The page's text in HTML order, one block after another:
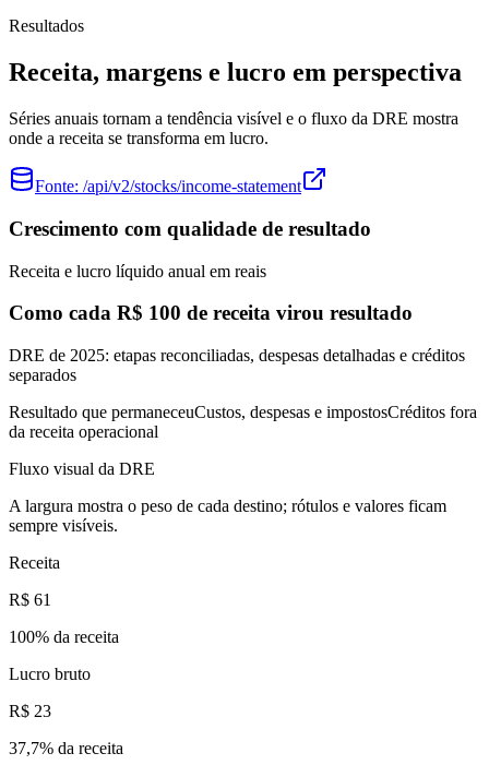
Resultados
Receita, margens e lucro em perspectiva
Séries anuais tornam a tendência visível e o fluxo da DRE mostra
onde a receita se transforma em lucro.
Fonte: /api/v2/stocks/income-statement
Crescimento com qualidade de resultado
Receita e lucro líquido anual em reais
Como cada R$ 100 de receita virou resultado
DRE de 2025: etapas reconciliadas, despesas detalhadas e créditos
separados
Resultado que permaneceuCustos, despesas e impostosCréditos fora
da receita operacional
Fluxo visual da DRE
A largura mostra o peso de cada destino; rótulos e valores ficam
sempre visíveis.
Receita
R$ 61
100% da receita
Lucro bruto
R$ 23
37,7% da receita